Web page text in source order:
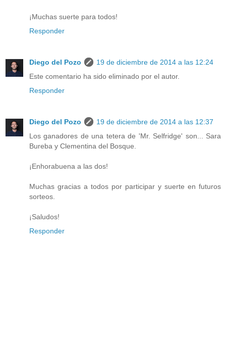
¡Muchas suerte para todos!
Responder
Diego del Pozo
19 de diciembre de 2014 a las 12:24
Este comentario ha sido eliminado por el autor.
Responder
Diego del Pozo
19 de diciembre de 2014 a las 12:37
Los ganadores de una tetera de 'Mr. Selfridge' son... Sara
Bureba y Clementina del Bosque.
¡Enhorabuena a las dos!
Muchas gracias a todos por participar y suerte en futuros
sorteos.
¡Saludos!
Responder